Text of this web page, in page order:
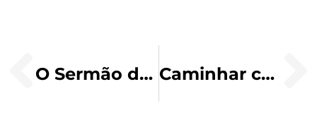
O Sermão da Montanha Caminhar com Maria na quaresma